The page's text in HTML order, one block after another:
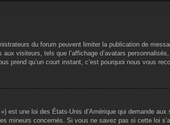
du forum peuvent limiter la publication de
visiteurs, tels que l’affichage d’avatars
prend qu’un court instant, c’est pourquoi nous vous
est une loi des États-Unis d’Amérique qui demande
mineurs concernés. Si vous ne savez pas si cette loi